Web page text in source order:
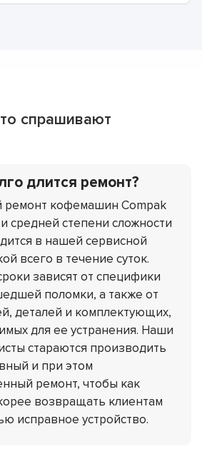
спрашивают
длится ремонт?
ремонт кофемашин Compak
средней степени сложности
в нашей сервисной
всего в течение суток.
зависят от специфики
поломки, а также от
деталей и комплектующих,
для ее устранения. Наши
стараются производить
и при этом
ремонт, чтобы как
возвращать клиентам
исправное устройство.